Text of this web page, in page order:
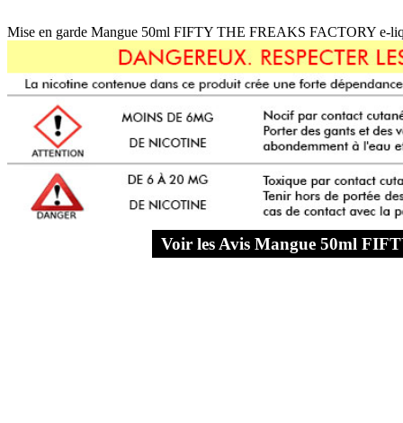
Mise en garde Mangue 50ml FIFTY THE FREAKS FACTORY e-
Voir les Avis Mangue 50ml